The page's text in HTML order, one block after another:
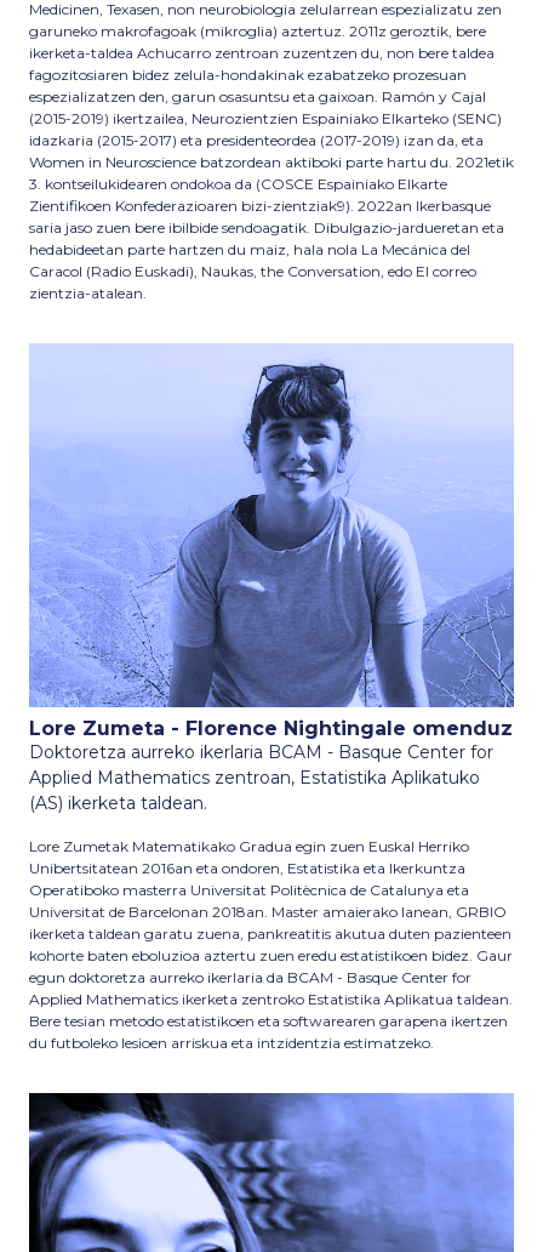
Medicinen, Texasen, non neurobiologia zelularrean espezializatu zen
garuneko makrofagoak (mikroglia) aztertuz. 2011z geroztik, bere
ikerketa-taldea Achucarro zentroan zuzentzen du, non bere taldea
fagozitosiaren bidez zelula-hondakinak ezabatzeko prozesuan
espezializatzen den, garun osasuntsu eta gaixoan. Ramón y Cajal
(2015-2019) ikertzailea, Neurozientzien Espainiako Elkarteko (SENC)
idazkaria (2015-2017) eta presidenteordea (2017-2019) izan da, eta
Women in Neuroscience batzordean aktiboki parte hartu du. 2021etik
3. kontseilukidearen ondokoa da (COSCE Espainiako Elkarte
Zientifikoen Konfederazioaren bizi-zientziak9). 2022an Ikerbasque
saria jaso zuen bere ibilbide sendoagatik. Dibulgazio-jardueretan eta
hedabideetan parte hartzen du maiz, hala nola La Mecánica del
Caracol (Radio Euskadi), Naukas, the Conversation, edo El correo
zientzia-atalean.
Lore Zumeta - Florence Nightingale omenduz
Doktoretza aurreko ikerlaria BCAM - Basque Center for
Applied Mathematics zentroan, Estatistika Aplikatuko
(AS) ikerketa taldean.
Lore Zumetak Matematikako Gradua egin zuen Euskal Herriko
Unibertsitatean 2016an eta ondoren, Estatistika eta Ikerkuntza
Operatiboko masterra Universitat Politècnica de Catalunya eta
Universitat de Barcelonan 2018an. Master amaierako lanean, GRBIO
ikerketa taldean garatu zuena, pankreatitis akutua duten pazienteen
kohorte baten eboluzioa aztertu zuen eredu estatistikoen bidez. Gaur
egun doktoretza aurreko ikerlaria da BCAM - Basque Center for
Applied Mathematics ikerketa zentroko Estatistika Aplikatua taldean.
Bere tesian metodo estatistikoen eta softwarearen garapena ikertzen
du futboleko lesioen arriskua eta intzidentzia estimatzeko.